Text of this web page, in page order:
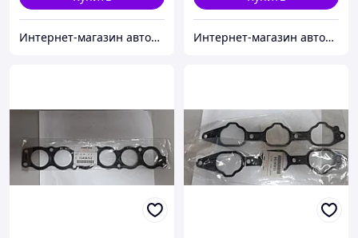
Интернет-магазин автозапчастей Parts-shop.kz Интернет-магазин автозапчастей Parts-shop.kz